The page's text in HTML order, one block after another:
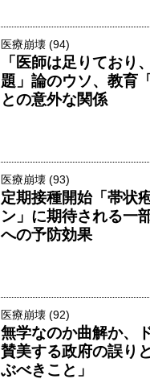
医療崩壊 (94)
「医師は足りており
題」論のウソ、教育
との意外な関係
医療崩壊 (93)
定期接種開始「帯状
ン」に期待される一
への予防効果
医療崩壊 (92)
無学なのか曲解か、
賛美する政府の誤り
ぶべきこと」